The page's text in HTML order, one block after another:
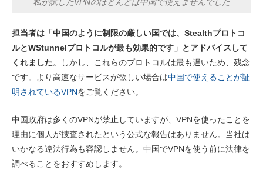
私が試したVPNのほとんどは中国で使えませんでした
担当者は「中国のように制限の厳しい国では、Stealthプロトコ
ルとWStunnelプロトコルが最も効果的です」とアドバイスして
くれました。しかし、これらのプロトコルは最も遅いため、残念
です。より高速なサービスが欲しい場合は中国で使えることが証
明されているVPNをご覧ください。
中国政府は多くのVPNが禁止していますが、VPNを使ったことを
理由に個人が捜査されたという公式な報告はありません。当社は
いかなる違法行為も容認しません。中国でVPNを使う前に法律を
調べることをおすすめします。